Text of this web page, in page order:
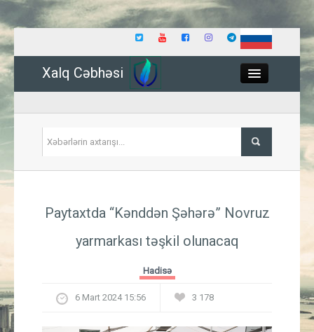
Xalq Cəbhəsi
İqtisadiyyat
Güney Azərbaycan
Paytaxtda “Kənddən Şəhərə” Novruz
yarmarkası təşkil olunacaq
Hadisə
6 Mart 2024 15:56 3 178